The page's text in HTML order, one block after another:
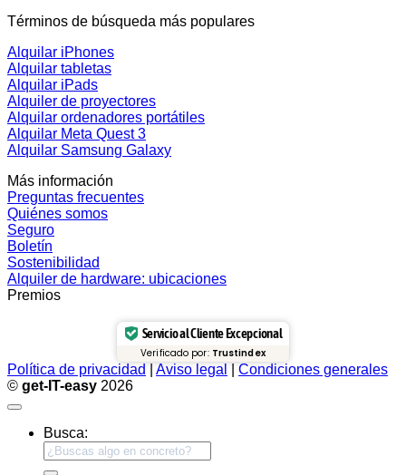
Términos de búsqueda más populares
Alquilar iPhones
Alquilar tabletas
Alquilar iPads
Alquiler de proyectores
Alquilar ordenadores portátiles
Alquilar Meta Quest 3
Alquilar Samsung Galaxy
Más información
Preguntas frecuentes
Quiénes somos
Seguro
Boletín
Sostenibilidad
Alquiler de hardware: ubicaciones
Premios
Servicio al Cliente Excepcional
Verificado por: Trustindex
Política de privacidad Aviso legal
Condiciones generales
© get-IT-easy 2026
Busca: